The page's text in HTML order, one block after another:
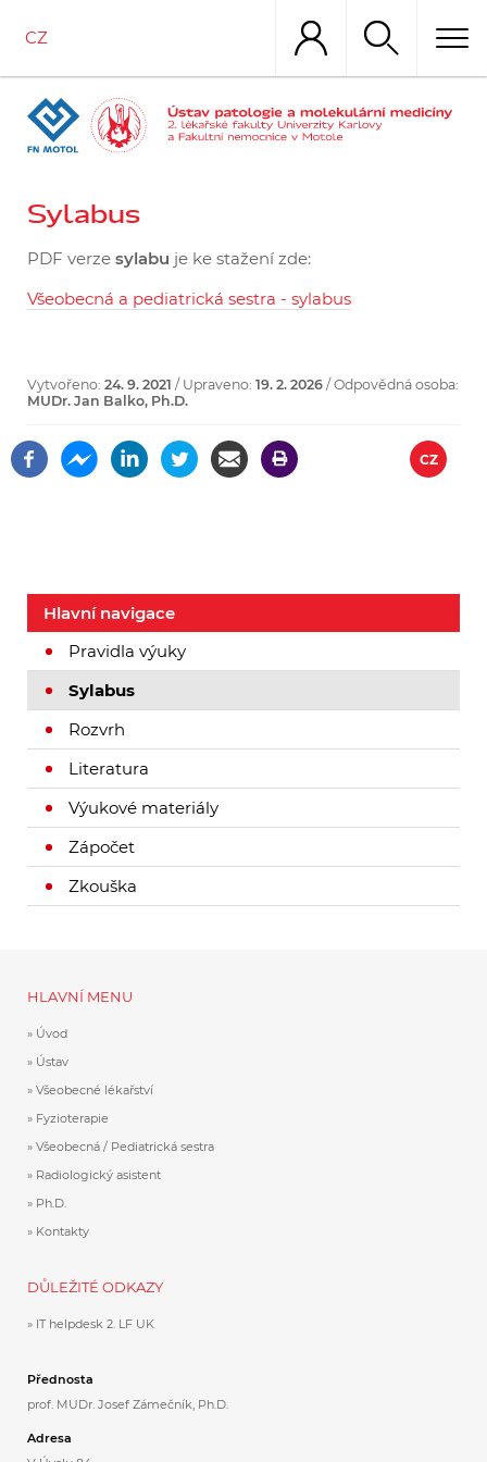
obsahu
CZ
Hlavní navigace
Pravidla výuky
Sylabus
Rozvrh
Literatura
Výukové materiály
Zápočet
Zkouška
Sylabus
PDF verze sylabu je ke stažení zde:
Všeobecná a pediatrická sestra - sylabus
Vytvořeno: 24. 9. 2021 / Upraveno: 19. 2. 2026 / Odpovědná osoba:
MUDr. Jan Balko, Ph.D.
CZ
HLAVNÍ MENU
Úvod
Ústav
Všeobecné lékařství
Fyzioterapie
Všeobecná / Pediatrická sestra
Radiologický asistent
Ph.D.
Kontakty
DŮLEŽITÉ ODKAZY
IT helpdesk 2. LF UK
Přednosta
prof. MUDr. Josef Zámečník, Ph.D.
Adresa